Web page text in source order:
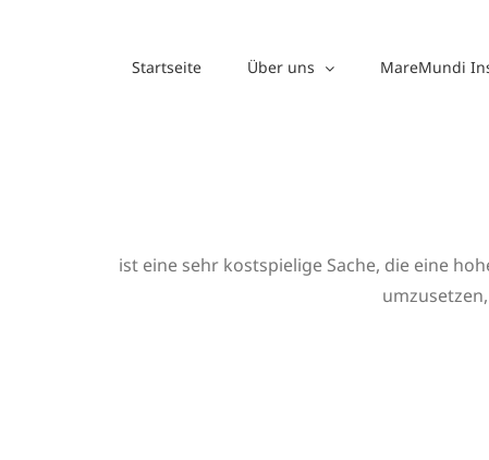
Startseite Über uns MareMundi
ist eine sehr kostspielige Sache, die eine